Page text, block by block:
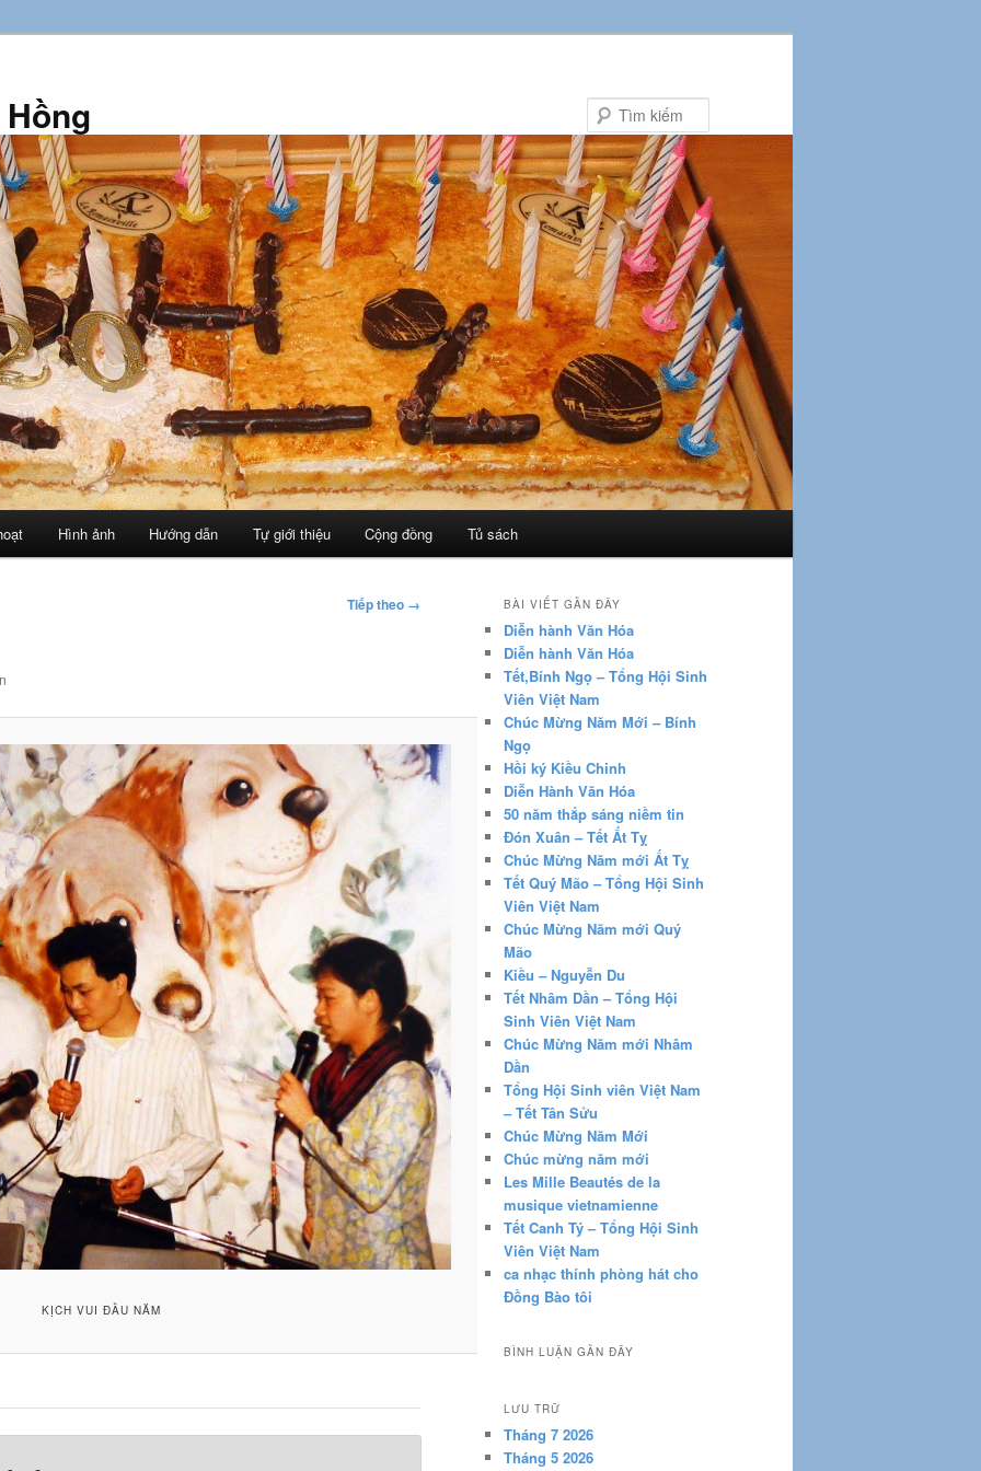
kiếm
Hình ảnh Hướng dẫn Tự giới thiệu Cộng đồng Tủ sách
Tiếp theo →
KỊCH VUI ĐẦU NĂM
BÀI VIẾT GẦN ĐÂY
Diễn hành Văn Hóa
Diễn hành Văn Hóa
Tết,Bính Ngọ – Tổng Hội Sinh
Viên Việt Nam
Chúc Mừng Năm Mới – Bính
Ngọ
Hồi ký Kiều Chinh
Diễn Hành Văn Hóa
50 năm thắp sáng niềm tin
Đón Xuân – Tết Ất Tỵ
Chúc Mừng Năm mới Ất Tỵ
Tết Quý Mão – Tổng Hội Sinh
Viên Việt Nam
Chúc Mừng Năm mới Quý
Mão
Kiều – Nguyễn Du
Tết Nhâm Dần – Tổng Hội
Sinh Viên Việt Nam
Chúc Mừng Năm mới Nhâm
Dần
Tổng Hội Sinh viên Việt Nam
– Tết Tân Sửu
Chúc Mừng Năm Mới
Chúc mừng năm mới
Les Mille Beautés de la
musique vietnamienne
Tết Canh Tý – Tổng Hội Sinh
Viên Việt Nam
ca nhạc thính phòng hát cho
Đồng Bào tôi
BÌNH LUẬN GẦN ĐÂY
LƯU TRỮ
Tháng 7 2026
Tháng 5 2026